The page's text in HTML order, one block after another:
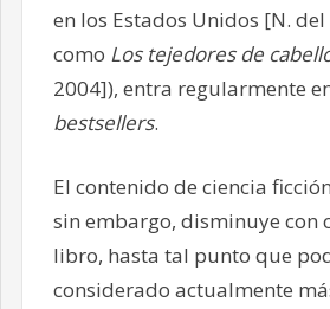
en los Estados Unidos [N. del
como Los tejedores de
2004]), entra regularmente
bestsellers.
El contenido de ciencia
sin embargo, disminuye con
libro, hasta tal punto que
considerado actualmente